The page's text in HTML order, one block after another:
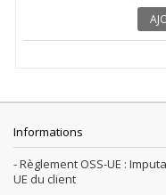
Informations
- Règlement OSS-UE :
UE du client